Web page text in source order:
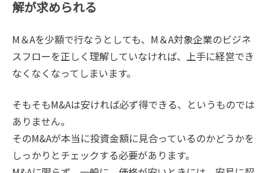
解が求められる
M＆Aを少額で行なうとしても、M＆A対象企業のビジネ
スフローを正しく理解していなければ、上手に経営でき
なくなくなってしまいます。
そもそもM&Aは安ければ必ず得できる、というものでは
ありません。
そのM&Aが本当に投資金額に見合っているのかどうかを
しっかりとチェックする必要があります。